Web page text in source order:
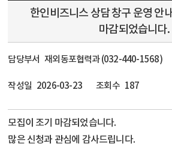
한인비즈니스 상담 창구 운영 안
마감되었습니다.
담당부서 재외동포협력과 (032-440-1568)
작성일 2026-03-23 조회수 187
모집이 조기 마감되었습니다.
많은 신청과 관심에 감사드립니다.